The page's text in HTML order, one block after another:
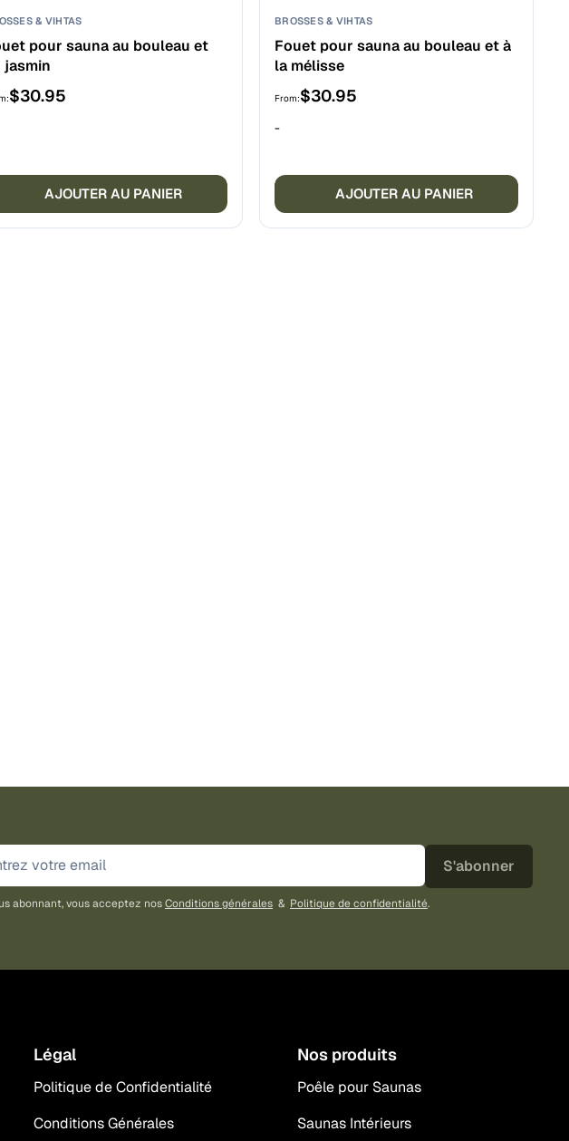
& VIHTAS
pour sauna au bouleau et
jasmin
$30.95
AJOUTER AU PANIER
BROSSES & VIHTAS
Fouet pour sauna au bouleau et à
la mélisse
From:$30.95
-
AJOUTER AU PANIER
S'abonner
abonnant, vous acceptez nosConditions générales & Politique de confidentialité.
Légal
Politique de Confidentialité
Conditions Générales
Nos produits
Poêle pour Saunas
Saunas Intérieurs